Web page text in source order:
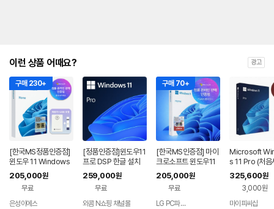
이런 상품 어때요? 광고
구매 230+
[한국MS정품인증점]
윈도우 11 Windows
Home FPP 처음사용
자용 USB 영구 버전
제품키 + EZPDF 번들
합본팩
205,000원
무료
은성이에스
[정품인증점]윈도우11
프로 DSP 한글 설치
제품키 기업용 / Wind
ows 11 Pro 64bit D
SP 한글 [+무선충전
보조배터리]
259,000원
무료
와콤 N쇼핑 채널몰
구매 70+
[한국MS인증점] 마이
크로소프트 윈도우11
홈 Windows Home
FPP 처음사용자용 한
글 USB포함
205,000원
무료
LG PC파트너 해오름
Microsoft
s 11 Pro (처음
용 한글)
325,600원
3,000원
마이피씨샵